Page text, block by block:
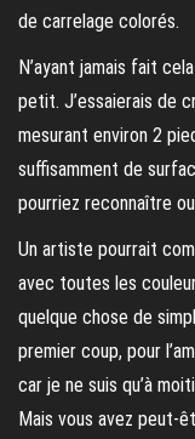
de carrelage colorés.
N’ayant jamais fait
petit. J’essaierais de
mesurant environ 2
suffisamment de
pourriez reconnaître
Un artiste pourrait
avec toutes les
quelque chose de
premier coup, pour
car je ne suis qu’à
Mais vous avez peut-